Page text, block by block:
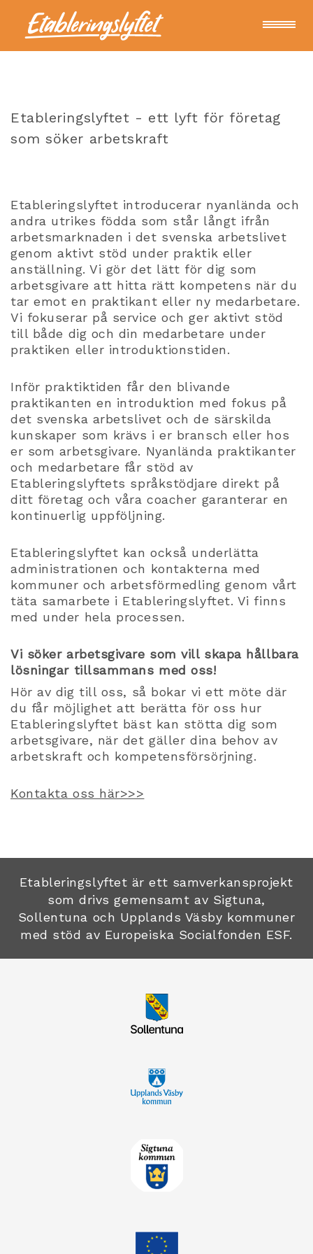
För deltagare
Kontakt
Nyheter
Etableringslyftet - ett lyft för företag
som söker arbetskraft
Etableringslyftet introducerar nyanlända och
andra utrikes födda som står långt ifrån
arbetsmarknaden i det svenska arbetslivet
genom aktivt stöd under praktik eller
anställning. Vi gör det lätt för dig som
arbetsgivare att hitta rätt kompetens när du
tar emot en praktikant eller ny medarbetare.
Vi fokuserar på service och ger aktivt stöd
till både dig och din medarbetare under
praktiken eller introduktionstiden.
Inför praktiktiden får den blivande
praktikanten en introduktion med fokus på
det svenska arbetslivet och de särskilda
kunskaper som krävs i er bransch eller hos
er som arbetsgivare. Nyanlända praktikanter
och medarbetare får stöd av
Etableringslyftets språkstödjare direkt på
ditt företag och våra coacher garanterar en
kontinuerlig uppföljning.
Etableringslyftet kan också underlätta
administrationen och kontakterna med
kommuner och arbetsförmedling genom vårt
täta samarbete i Etableringslyftet. Vi finns
med under hela processen.
Vi söker arbetsgivare som vill skapa hållbara
lösningar tillsammans med oss!
Hör av dig till oss, så bokar vi ett möte där
du får möjlighet att berätta för oss hur
Etableringslyftet bäst kan stötta dig som
arbetsgivare, när det gäller dina behov av
arbetskraft och kompetensförsörjning.
Kontakta oss här>>>
Etableringslyftet är ett samverkansprojekt
som drivs gemensamt av Sigtuna,
Sollentuna och Upplands Väsby kommuner
med stöd av Europeiska Socialfonden ESF.